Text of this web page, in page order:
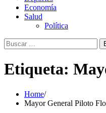
Economía
Salud
Política
Buscar:
Etiqueta:
Home
Mayor General Piloto